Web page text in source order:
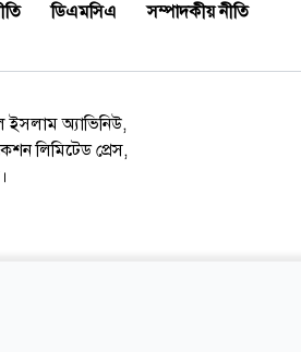
ডিএমসিএ সম্পাদকীয় নীতি
ইসলাম অ্যাভিনিউ,
লিমিটেড প্রেস,